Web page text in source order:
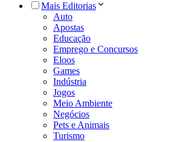
Mais Editorias
Auto
Apostas
Educação
Emprego e Concursos
Eloos
Games
Indústria
Jogos
Meio Ambiente
Negócios
Pets e Animais
Turismo